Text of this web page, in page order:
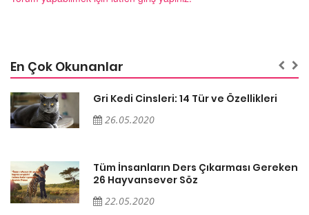
En Çok Okunanlar
Gri Kedi Cinsleri: 14 Tür ve Özellikleri
26.05.2020
Tüm İnsanların Ders Çıkarması Gereken
26 Hayvansever Söz
22.05.2020